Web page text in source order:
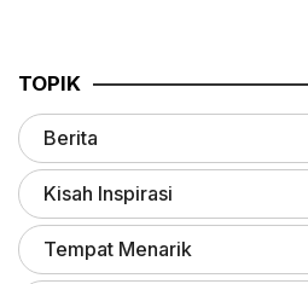
TOPIK
Berita
Kisah Inspirasi
Tempat Menarik